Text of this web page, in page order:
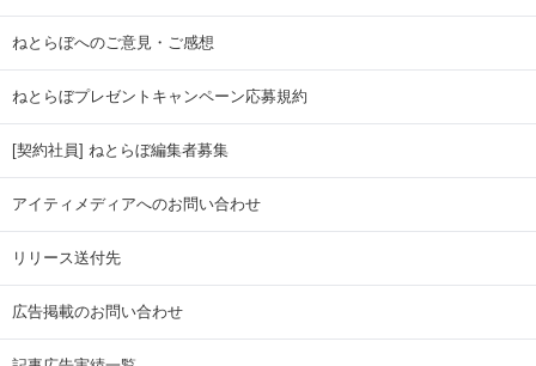
ねとらぼへのご意見・ご感想
ねとらぼプレゼントキャンペーン応募規約
[契約社員] ねとらぼ編集者募集
アイティメディアへのお問い合わせ
リリース送付先
広告掲載のお問い合わせ